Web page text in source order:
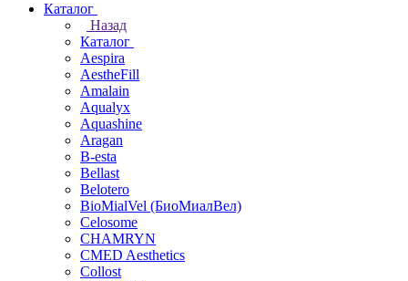
Каталог
Назад
Каталог
Aespira
AestheFill
Amalain
Aqualyx
Aquashine
Aragan
B-esta
Bellast
Belotero
BioMialVel (БиоМиалВел)
Celosome
CHAMRYN
CMED Aesthetics
Collost